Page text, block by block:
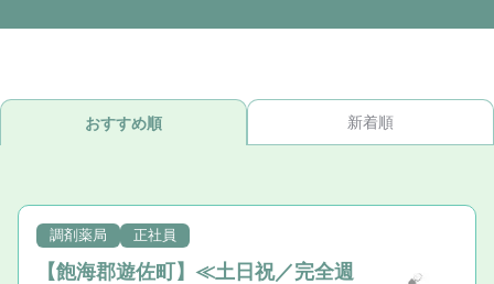
おすすめ順 新着順
調剤薬局 正社員
【飽海郡遊佐町】≪土日祝／完全週